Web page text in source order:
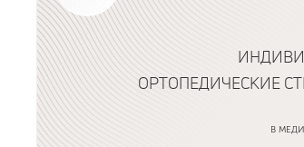
ОРТОПЕДИЧЕСКИЕ
В